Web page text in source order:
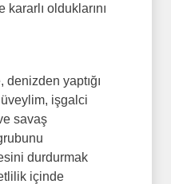
olduklarını
denizden yaptığı
işgalci
savaş
durdurmak
içinde